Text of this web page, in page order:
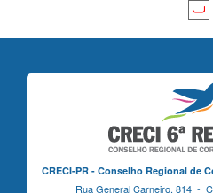
CRECI-PR - Conselho Regional de
Rua General Carneiro, 814 -